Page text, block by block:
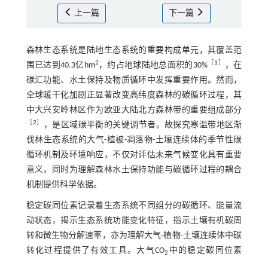
上一篇 下一篇
森林生态系统是陆地生态系统的重要构成单元，其覆盖范
围已达到40.3亿hm2 ，约占地球陆地总面积的30% 1
，在
碳汇功能、水土保持及物质循环中发挥重要作用。然而，
全球暖干化加剧正显著改变高纬度森林的碳循环过程，其
中大兴安岭林区作为欧亚大陆北方森林带的重要组成部分
［2
，是区域碳平衡的关键调节者。故探究寒温带地区渐
伐林生态系统的大气-植被-凋落物-土壤连续体的季节性碳
循环机制及环境响应，不仅对评估未来气候变化具有重要
意义，同时为理解森林水土保持功能与碳循环过程的耦合
机制提供科学依据。
稳定碳同位素记录着生态系统不同组分的碳循环、能量流
动状态，揭示生态系统功能变化特征，指示土壤有机碳周
转和微生物分解速率，亦为理解大气-植物-土壤连续体中碳
转化过程提供了有效工具。大气CO2 中的稳定碳同位素